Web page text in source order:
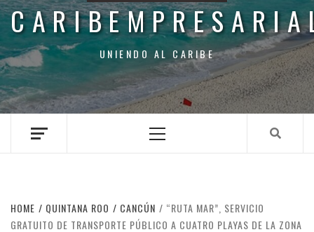
UNIENDO AL CARIBE
Menu
HOME QUINTANA ROO CANCÚN
“RUTA MAR”, SERVICIO
GRATUITO DE TRANSPORTE PÚBLICO A CUATRO PLAYAS DE LA ZONA